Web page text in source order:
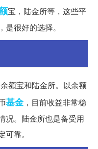
宝，陆金所等，这些平
很好的选择。
额宝和陆金所。以余额
基金，目前收益非常稳
况。陆金所也是备受用
靠。